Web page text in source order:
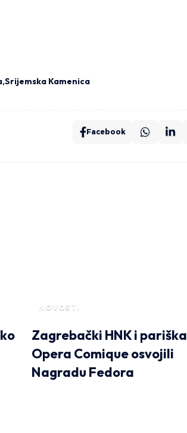
Srijemska Kamenica
Facebook
NOVOSTI
Zagrebački HNK i pariška
Opera Comique osvojili
Nagradu Fedora